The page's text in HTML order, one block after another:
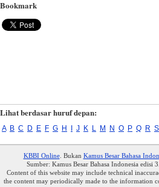
Bookmark
Lihat berdasar huruf depan:
A B C D E F G H I J K L M N O P Q R S
KBBI Online. Bukan Kamus Besar Bahasa
Sumber: Kamus Besar Bahasa Indonesia edisi
Content of this website may include technical
the content may periodically made to the information